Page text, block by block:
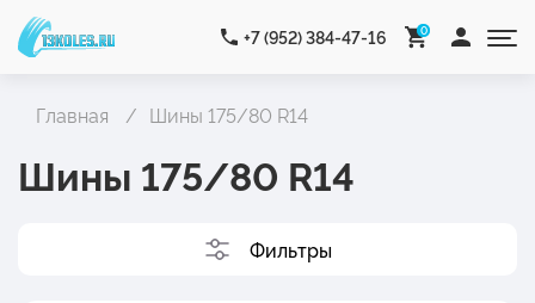
+7 (952) 384-47-16 0
Главная Шины 175/80 R14
Шины 175/80 R14
Фильтры